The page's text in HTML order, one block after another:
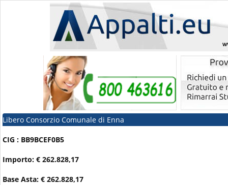
Libero Consorzio Comunale di Enna
CIG : BB9BCEF0B5
Importo: € 262.828,17
Base Asta: € 262.828,17